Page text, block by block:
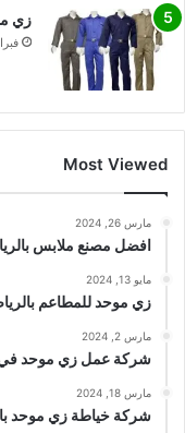
زي
فبراير
Most Viewed
مارس 26, 2024
افضل مصنع ملابس بالرياض
مايو 13, 2024
زي موحد للمطاعم بالرياض
مارس 2, 2024
شركة عمل زي موحد في مكة
مارس 18, 2024
شركة خياطة زي موحد بالدمام